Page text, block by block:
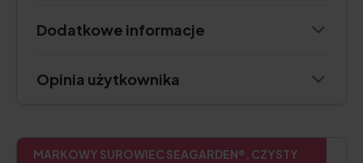
Dodatkowe informacje
Opinia użytkownika
MARKOWY SUROWIEC SEAGARDEN®, CZYSTY